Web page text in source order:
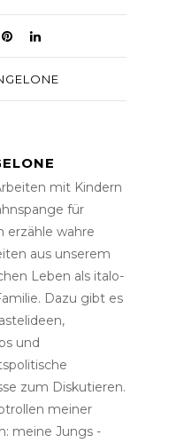
mit Kindern
für
erzähle wahre
aus unserem
Leben als italo-
Dazu gibt es
und
zum Diskutieren.
meiner
meine Jungs -